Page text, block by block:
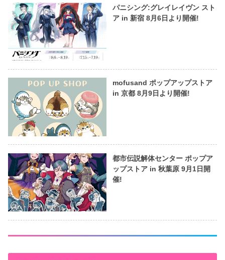
パニシング:グレイレイヴン スト
ア in 新宿 8月6日より開催!
mofusand ポップアップストア
in 京都 8月9日より開催!
都市伝説解体センター ポップア
ップストア in 秋葉原 9月1日開
催!